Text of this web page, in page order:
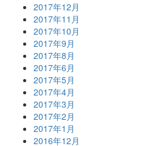
2017年12月
2017年11月
2017年10月
2017年9月
2017年8月
2017年6月
2017年5月
2017年4月
2017年3月
2017年2月
2017年1月
2016年12月